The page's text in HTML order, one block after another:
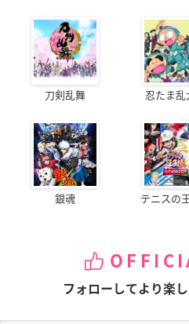
刀剣乱舞 忍たま乱
銀魂 テニスの
フォローしてより楽